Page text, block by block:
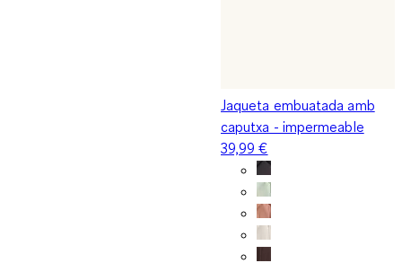
Jaqueta embuatada amb
caputxa - impermeable
39,99 €